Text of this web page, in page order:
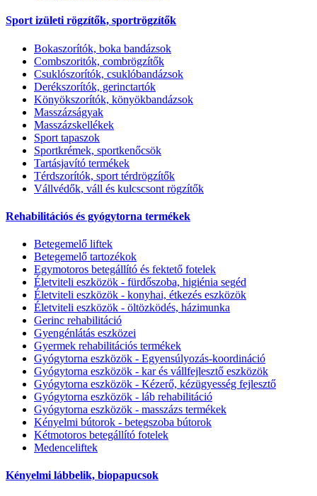
Sport izületi rögzítők, sportrögzítők
Bokaszorítók, boka bandázsok
Combszoritók, combrögzítők
Csuklószorítók, csuklóbandázsok
Derékszorítók, gerinctartók
Könyökszorítók, könyökbandázsok
Masszázságyak
Masszázskellékek
Sport tapaszok
Sportkrémek, sportkenőcsök
Tartásjavító termékek
Térdszorítók, sport térdrögzítők
Vállvédők, váll és kulcscsont rögzítők
Rehabilitációs és gyógytorna termékek
Betegemelő liftek
Betegemelő tartozékok
Egymotoros betegállító és fektető fotelek
Életviteli eszközök - fürdőszoba, higiénia segéd
Életviteli eszközök - konyhai, étkezés eszközök
Életviteli eszközök - öltözködés, házimunka
Gerinc rehabilitáció
Gyengénlátás eszközei
Gyermek rehabilitációs termékek
Gyógytorna eszközök - Egyensúlyozás-koordináció
Gyógytorna eszközök - kar és vállfejlesztő eszközök
Gyógytorna eszközök - Kézerő, kézügyesség fejlesztő
Gyógytorna eszközök - láb rehabilitáció
Gyógytorna eszközök - masszázs termékek
Kényelmi bútorok - betegszoba bútorok
Kétmotoros betegállító fotelek
Medenceliftek
Kényelmi lábbelik, biopapucsok